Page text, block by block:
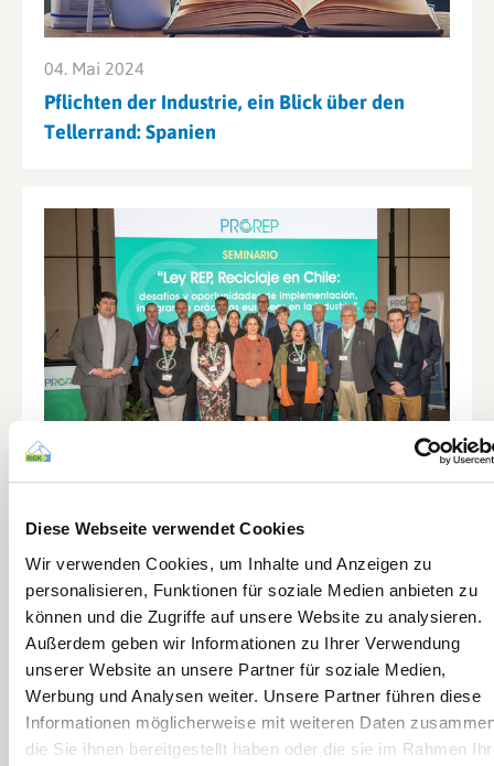
Diese Webseite verwendet Cookies
Wir verwenden Cookies, um Inhalte und Anzeigen zu
personalisieren, Funktionen für soziale Medien anbieten zu
können und die Zugriffe auf unsere Website zu analysieren.
Außerdem geben wir Informationen zu Ihrer Verwendung
unserer Website an unsere Partner für soziale Medien,
Werbung und Analysen weiter. Unsere Partner führen diese
Informationen möglicherweise mit weiteren Daten
die Sie ihnen bereitgestellt haben oder die sie im Rahmen
04. Mai 2024
Pflichten der Industrie, ein Blick über den
Tellerrand: Spanien
Chiles Weg zur Kreislaufwirtschaft: RIGK
unterstützt bei der Einführung des ProREP-
Rücknahmesystems